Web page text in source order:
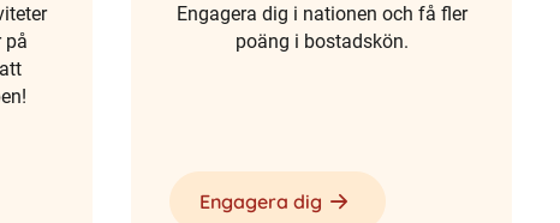
på
Engagera dig i nationen och få fler
poäng i bostadskön.
Engagera dig